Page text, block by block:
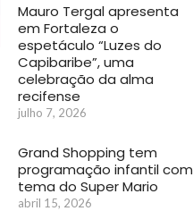
Mauro Tergal apresenta
em Fortaleza o
espetáculo “Luzes do
Capibaribe”, uma
celebração da alma
recifense
julho 7, 2026
Grand Shopping tem
programação infantil com
tema do Super Mario
abril 15, 2026